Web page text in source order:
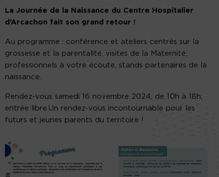
La Journée de la Naissance du Centre Hospitalier
d’Arcachon fait son grand retour !
Au programme : conférence et ateliers centrés sur la
grossesse et la parentalité, visites de la Maternité,
professionnels à votre écoute, stands partenaires de la
naissance.
Rendez-vous samedi 16 novembre 2024, de 10h à 18h,
entrée libre.Un rendez-vous incontournable pour les
futurs et jeunes parents du territoire !